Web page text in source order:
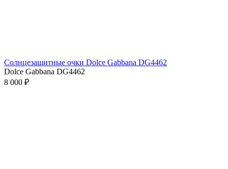
Солнцезащитные очки Dolce Gabbana DG4462
Dolce Gabbana DG4462
8 000 ₽